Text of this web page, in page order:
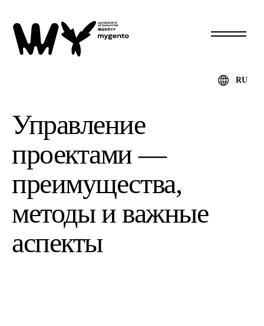
Управление
проектами —
преимущества,
методы и важные
аспекты
RU